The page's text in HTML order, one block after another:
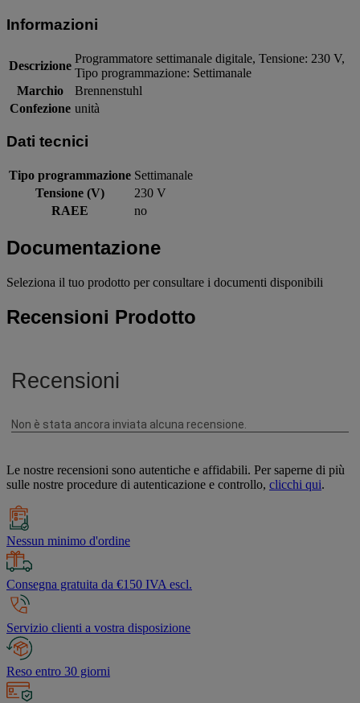
Informazioni
Descrizione
Programmatore settimanale digitale, Tensione: 230 V,
Tipo programmazione: Settimanale
Marchio
Brennenstuhl
Confezione unità
Dati tecnici
Tipo programmazione Settimanale
Tensione (V)
230 V
RAEE
no
Documentazione
Seleziona il tuo prodotto per consultare i documenti disponibili
Recensioni Prodotto
Le nostre recensioni sono autentiche e affidabili. Per saperne di più
sulle nostre procedure di autenticazione e controllo, clicchi qui.
Nessun minimo d'ordine
Consegna gratuita da €150 IVA escl.
Servizio clienti a vostra disposizione
Reso entro 30 giorni